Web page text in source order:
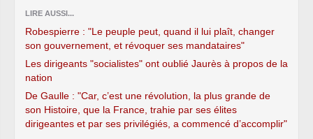
Wojciechowski, Gaël Yanno, Mme Marie-Jo
Zimmermann et M. Michel Zumkeller.
Contre : 3. – MM. Patrick Labaune, Franck
Abstention : 3. – MM. Lionnel Luca, Philippe
Meunier et Jean-Frédéric Poisson.
Non votant(s) : 6. – MM. Bernard
Accoyer(Président du Congrès), Pierre Bédier,
LIRE AUSSI...
Robespierre : "Le peuple peut, quand il lui plaît, changer
son gouvernement, et révoquer ses mandataires"
Les dirigeants "socialistes" ont oublié Jaurès à propos de la
nation
De Gaulle : "Car, c’est une révolution, la plus grande de
son Histoire, que la France, trahie par ses élites
dirigeantes et par ses privilégiés, a commencé d’accomplir"